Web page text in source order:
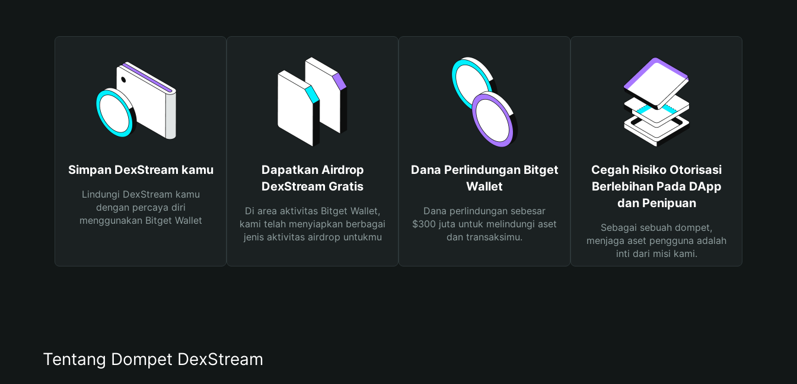
Simpan DexStream kamu
Lindungi DexStream kamu
dengan percaya diri
menggunakan Bitget Wallet
Dapatkan Airdrop
DexStream Gratis
Di area aktivitas Bitget Wallet,
kami telah menyiapkan berbagai
jenis aktivitas airdrop untukmu
Dana Perlindungan Bitget
Wallet
Dana perlindungan sebesar
$300 juta untuk melindungi aset
dan transaksimu.
Cegah Risiko Otorisasi
Berlebihan Pada DApp
dan Penipuan
Sebagai sebuah dompet,
menjaga aset pengguna adalah
inti dari misi kami.
Tentang Dompet DexStream